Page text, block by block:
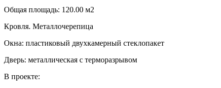
Общая площадь: 120.00 м2
Кровля. Металлочерепица
Окна: пластиковый двухкамерный стеклопакет
Дверь: металлическая с терморазрывом
В проекте: